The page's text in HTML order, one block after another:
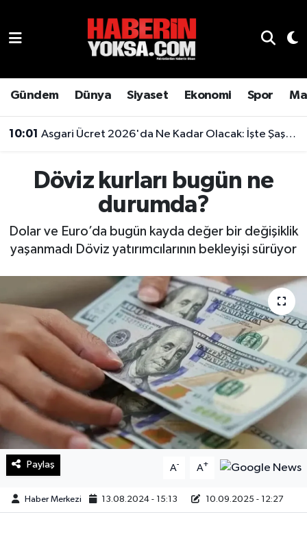
Gündem Dünya Siyaset Ekonomi Spor
10:01 Asgari Ücret 2026'da Ne Kadar Olacak: İşte Şaşırtan Rakam
Döviz kurları bugün ne
durumda?
Dolar ve Euro’da bugün kayda değer bir değişiklik
yaşanmadı Döviz yatırımcılarının bekleyişi sürüyor
Paylaş A- A+
Haber Merkezi 13.08.2024 - 15:13 10.09.2025 - 12:27
Genel
Gündem
Sağlık
Teknoloji
Yaşam
Hava Durumu
Son Dakika Haberleri
Haber Arşivi